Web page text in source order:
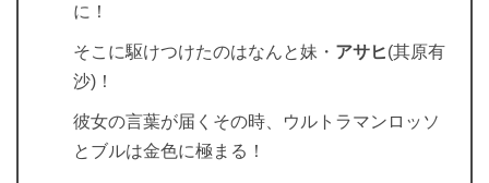
に！
そこに駆けつけたのはなんと妹・ アサヒ(其原有
沙)！
彼女の言葉が届くその時、ウルトラマンロッソ
とブルは金色に極まる！